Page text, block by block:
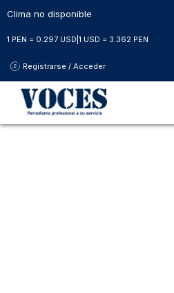
Clima no disponible
1 PEN = 0.297 USD 1 USD = 3.362 PEN
Registrarse / Acceder